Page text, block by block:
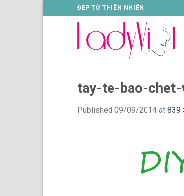
to
ĐEP TỪ THIÊN NHIÊN
tay-te-bao-
Published 09/09/2014 at 839